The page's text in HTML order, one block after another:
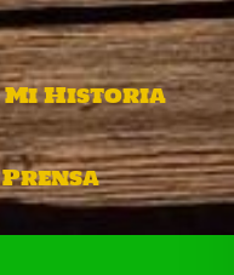
Mi Historia
Prensa